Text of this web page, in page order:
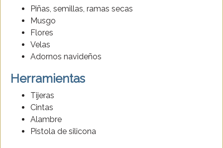
Piñas, semillas, ramas secas
Musgo
Flores
Velas
Adornos navideños
Herramientas
Tijeras
Cintas
Alambre
Pistola de silicona